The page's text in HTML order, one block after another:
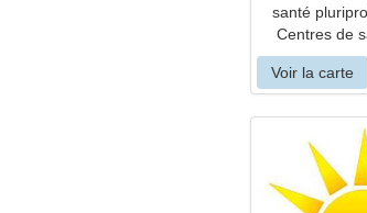
santé
Centres de
Voir la carte